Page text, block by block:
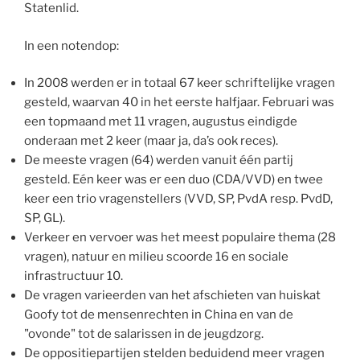
Statenlid.
In een notendop:
In 2008 werden er in totaal 67 keer schriftelijke vragen
gesteld, waarvan 40 in het eerste halfjaar. Februari was
een topmaand met 11 vragen, augustus eindigde
onderaan met 2 keer (maar ja, da’s ook reces).
De meeste vragen (64) werden vanuit één partij
gesteld. Eén keer was er een duo (CDA/VVD) en twee
keer een trio vragenstellers (VVD, SP, PvdA resp. PvdD,
SP, GL).
Verkeer en vervoer was het meest populaire thema (28
vragen), natuur en milieu scoorde 16 en sociale
infrastructuur 10.
De vragen varieerden van het afschieten van huiskat
Goofy tot de mensenrechten in China en van de
"ovonde" tot de salarissen in de jeugdzorg.
De oppositiepartijen stelden beduidend meer vragen